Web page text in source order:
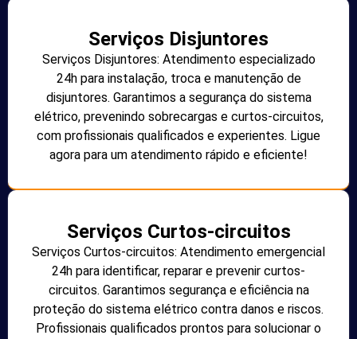
Serviços Disjuntores
Serviços Disjuntores: Atendimento especializado
24h para instalação, troca e manutenção de
disjuntores. Garantimos a segurança do sistema
elétrico, prevenindo sobrecargas e curtos-circuitos,
com profissionais qualificados e experientes. Ligue
agora para um atendimento rápido e eficiente!
Serviços Curtos-circuitos
Serviços Curtos-circuitos: Atendimento emergencial
24h para identificar, reparar e prevenir curtos-
circuitos. Garantimos segurança e eficiência na
proteção do sistema elétrico contra danos e riscos.
Profissionais qualificados prontos para solucionar o